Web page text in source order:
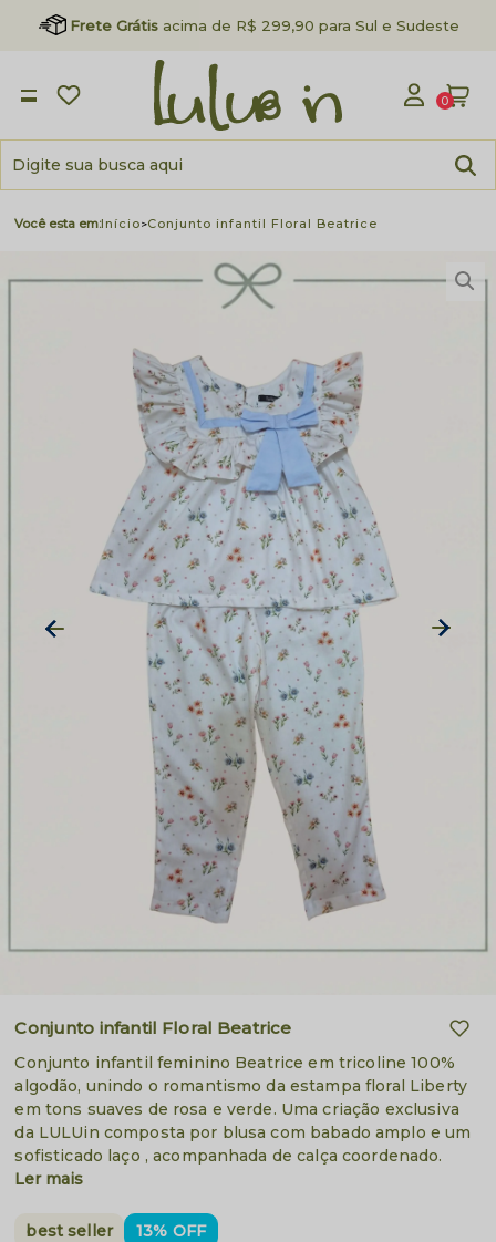
Frete Grátisacima de R$ 299,90 para Sul e Sudeste
0
Início Conjunto infantil Floral Beatrice
Conjunto infantil Floral Beatrice
Conjunto infantil feminino Beatrice em tricoline 100%
algodão, unindo o romantismo da estampa floral Liberty
em tons suaves de rosa e verde. Uma criação exclusiva
da LULUin composta por blusa com babado amplo e um
sofisticado laço , acompanhada de calça coordenado.
Ler mais
13% OFF
best seller